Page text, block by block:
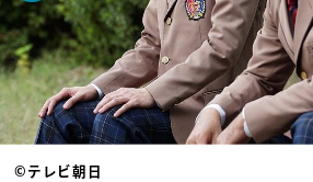
©テレビ朝日